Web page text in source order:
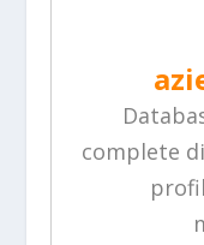
complete